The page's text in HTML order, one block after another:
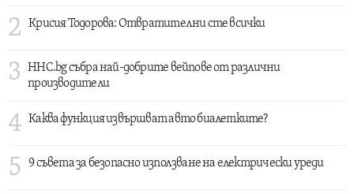
2 Крисия Тодорова: Отвратителни сте всички
3
HHC.bg събра най-добрите вейпове от различни
производители
4 Каква функция извършват авто биалетките?
5 9 съвета за безопасно използване на електрически уреди